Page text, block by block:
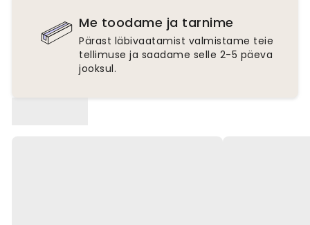
Me toodame ja tarnime
Pärast läbivaatamist valmistame teie
tellimuse ja saadame selle 2-5 päeva
jooksul.